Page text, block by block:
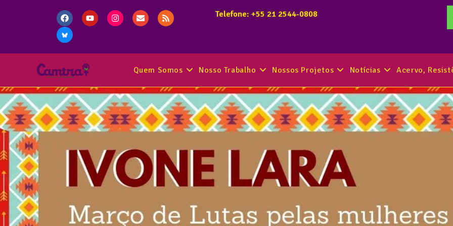
Telefone: +55 21 2544-0808
Quem Somos Nosso Trabalho Nossos Projetos Notícias Acervo,